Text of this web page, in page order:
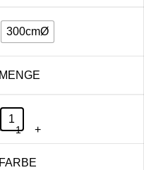
300cmØ
MENGE
1
FARBE